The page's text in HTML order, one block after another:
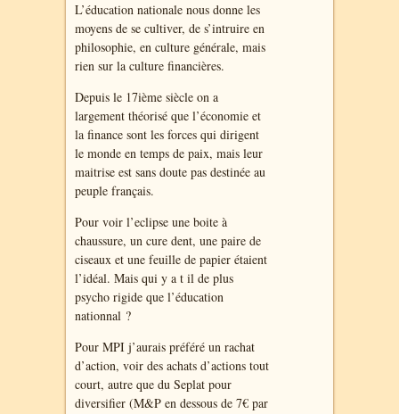
L’éducation nationale nous donne les
moyens de se cultiver, de s’intruire en
philosophie, en culture générale, mais
rien sur la culture financières.
Depuis le 17ième siècle on a
largement théorisé que l’économie et
la finance sont les forces qui dirigent
le monde en temps de paix, mais leur
maitrise est sans doute pas destinée au
peuple français.
Pour voir l’eclipse une boite à
chaussure, un cure dent, une paire de
ciseaux et une feuille de papier étaient
l’idéal. Mais qui y a t il de plus
psycho rigide que l’éducation
nationnal ?
Pour MPI j’aurais préféré un rachat
d’action, voir des achats d’actions tout
court, autre que du Seplat pour
diversifier (M&P en dessous de 7€ par